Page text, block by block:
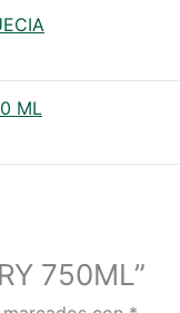
ML
750ML”